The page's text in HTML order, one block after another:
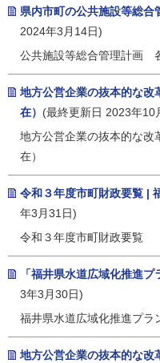
県内市町の公共施設等総合
2024年3月14日)
公共施設等総合管理計画
地方公営企業の抜本的な改
在） (最終更新日 2023年10
地方公営企業の抜本的な改
在）
令和３年度市町財政要覧 |
年3月31日)
令和３年度市町財政要覧
「福井県水道広域化推進
3年3月30日)
福井県水道広域化推進プラ
地方公営企業の抜本的な改